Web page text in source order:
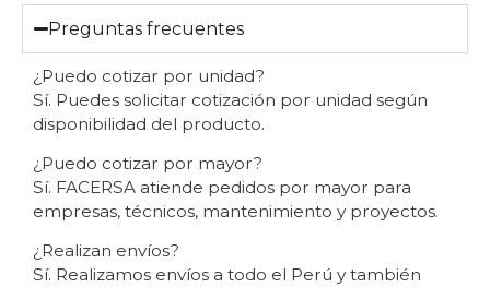
Preguntas frecuentes
¿Puedo cotizar por unidad?
Sí. Puedes solicitar cotización por unidad según
disponibilidad del producto.
¿Puedo cotizar por mayor?
Sí. FACERSA atiende pedidos por mayor para
empresas, técnicos, mantenimiento y proyectos.
¿Realizan envíos?
Sí. Realizamos envíos a todo el Perú y también